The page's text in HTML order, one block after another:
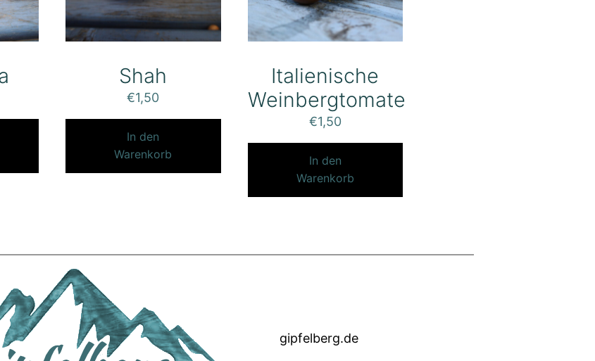
Shah
€1,50
In den
Warenkorb
Italienische
Weinbergtomate
€1,50
In den
Warenkorb
gipfelberg.de